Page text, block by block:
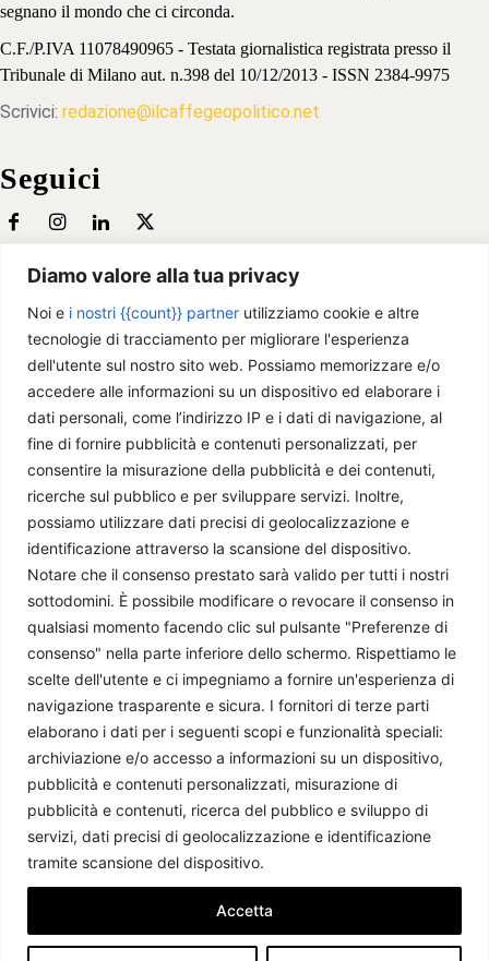
Diamo valore alla tua privacy
Noi e i nostri {{count}} partner utilizziamo cookie e altre
tecnologie di tracciamento per migliorare l'esperienza
dell'utente sul nostro sito web. Possiamo memorizzare e/o
accedere alle informazioni su un dispositivo ed elaborare i
dati personali, come l’indirizzo IP e i dati di navigazione, al
fine di fornire pubblicità e contenuti personalizzati, per
consentire la misurazione della pubblicità e dei contenuti,
ricerche sul pubblico e per sviluppare servizi. Inoltre,
possiamo utilizzare dati precisi di geolocalizzazione e
identificazione attraverso la scansione del dispositivo.
Notare che il consenso prestato sarà valido per tutti i nostri
sottodomini. È possibile modificare o revocare il consenso in
qualsiasi momento facendo clic sul pulsante "Preferenze di
consenso" nella parte inferiore dello schermo. Rispettiamo le
scelte dell'utente e ci impegniamo a fornire un'esperienza di
navigazione trasparente e sicura. I fornitori di terze parti
elaborano i dati per i seguenti scopi e funzionalità speciali:
archiviazione e/o accesso a informazioni su un dispositivo,
pubblicità e contenuti personalizzati, misurazione di
pubblicità e contenuti, ricerca del pubblico e sviluppo di
servizi, dati precisi di geolocalizzazione e identificazione
tramite scansione del dispositivo.
Accetta
segnano il mondo che ci circonda.
C.F./P.IVA 11078490965 - Testata giornalistica registrata presso il
Tribunale di Milano aut. n.398 del 10/12/2013 - ISSN 2384-9975
Scrivici: redazione@ilcaffegeopolitico.net
Seguici
Le opinioni espresse dagli autori potrebbero non rappresentare la
posizione dell’associazione.
Contenuti coperti da Licenza CC
"L'imparzialità è un sogno, la probità è un dovere" (G. Salvemini)